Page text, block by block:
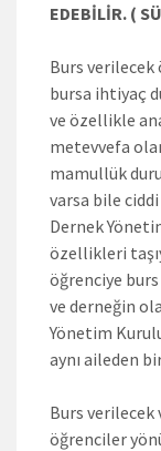
EDEBİLİR. (
Burs
bursa ihtiyaç
ve özellikle
metevvefa
mamullük
varsa bile
Dernek
özellikleri
öğrenciye
ve derneğin
Yönetim
aynı aileden
Burs verilecek
öğrenciler